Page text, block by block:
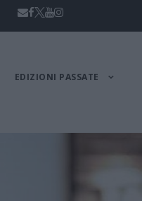
EDIZIONI PASSATE